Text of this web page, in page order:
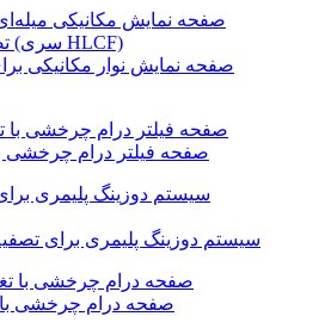
صفحه نمایش نوار مکانیکی
صفحه فیلتر درام چرخشی
سیستم دوزینگ پلیمری برای
صفحه درام چرخشی با